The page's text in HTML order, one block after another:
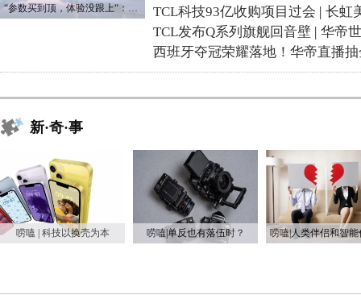
“参数买到顶，体验没跟上“：长虹追光Q70S给高端电视打了个样
TCL科技93亿收购项目过会 | 长虹
TCL发布Q系列旗舰回音壁 | 华帝
西班牙夺冠荣耀落地！华帝直播
新·奇·事
唠嗑 | 科技以换壳为本 唠嗑|单反也有落伍时？